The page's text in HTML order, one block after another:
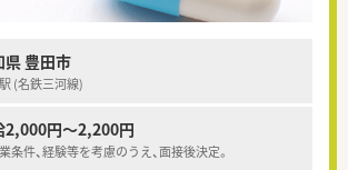
県 豊田市
(名鉄三河線)
2,000円～2,200円
条件、経験等を考慮のうえ、面接後決定。